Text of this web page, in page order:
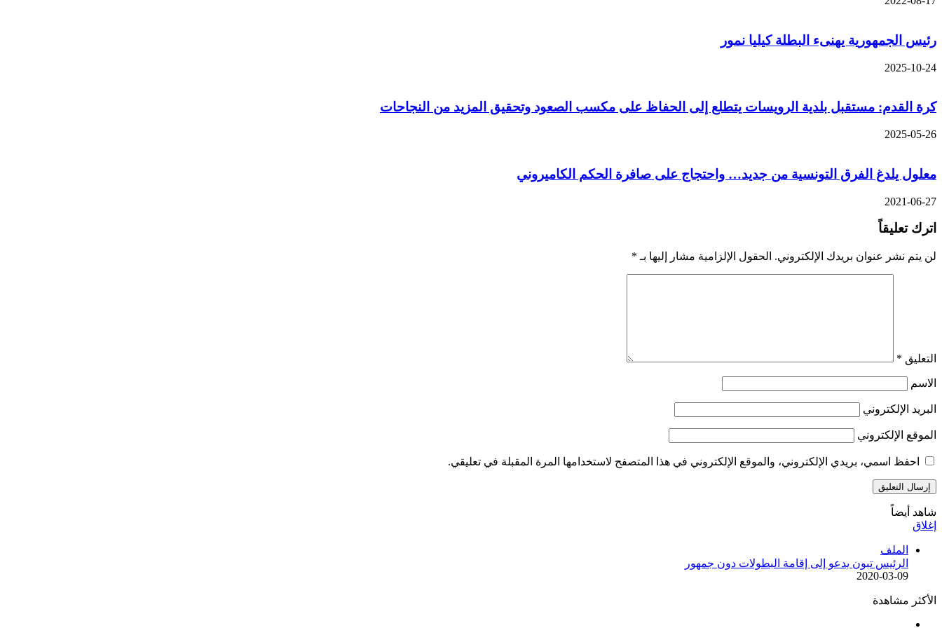
رئيس الجمهورية يهنىء البطلة كيليا نمور
2025-10-24
كرة القدم: مستقبل بلدية الرويسات يتطلع إلى الحفاظ على مكسب الصعود وتحقيق المزيد من النجاحات
2025-05-26
معلول يلدغ الفرق التونسية من جديد… واحتجاج على صافرة الحكم الكاميروني
2021-06-27
اترك تعليقاً
لن يتم نشر عنوان بريدك الإلكتروني. الحقول الإلزامية مشار إليها بـ *
التعليق *
الاسم
البريد الإلكتروني
الموقع الإلكتروني
احفظ اسمي، بريدي الإلكتروني، والموقع الإلكتروني في هذا المتصفح لاستخدامها المرة المقبلة في تعليقي.
شاهد أيضاً
إغلاق
الملف
الرئيس تبون يدعو إلى إقامة البطولات دون جمهور
2020-03-09
الأكثر مشاهدة